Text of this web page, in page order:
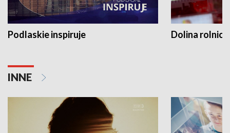
Podlaskie inspiruje Dolina
INNE